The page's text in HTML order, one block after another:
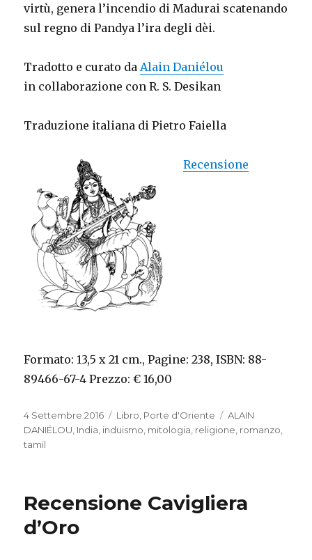
virtù, genera l’incendio di Madurai scatenando
sul regno di Pandya l’ira degli dèi.
Tradotto e curato da Alain Daniélou
in collaborazione con R. S. Desikan
Traduzione italiana di Pietro Faiella
Recensione
Formato: 13,5 x 21 cm., Pagine: 238, ISBN: 88-
89466-67-4 Prezzo: € 16,00
Pubblicato
il
4 Settembre 2016 Categorie
Libro Porte d'Oriente Tag
ALAIN
DANIÉLOU India induismo mitologia religione romanzo
tamil
Recensione Cavigliera
d’Oro